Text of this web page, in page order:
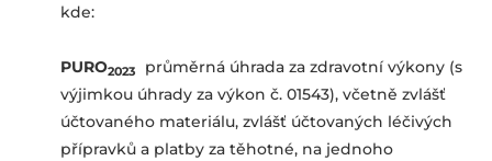
kde:
PURO2023
průměrná úhrada za zdravotní výkony (s
výjimkou úhrady za výkon č. 01543), včetně zvlášť
účtovaného materiálu, zvlášť účtovaných léčivých
přípravků a platby za těhotné, na jednoho